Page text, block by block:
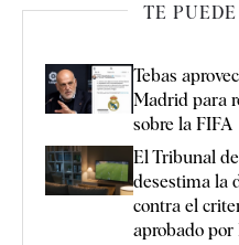
TE
Tebas
Madrid para
sobre la FIFA
El Tribunal
desestima la
contra el
aprobado